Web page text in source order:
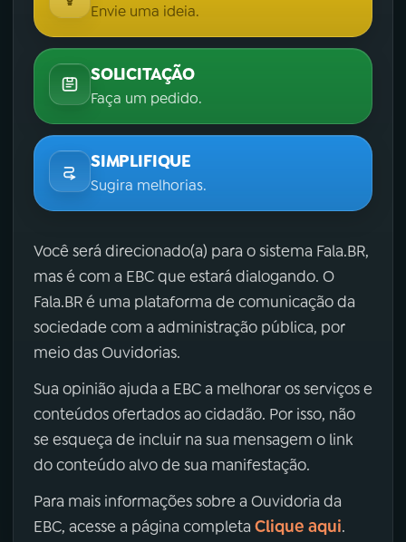
Envie uma ideia.
SOLICITAÇÃO
Faça um pedido.
SIMPLIFIQUE
Sugira melhorias.
Você será direcionado(a) para o sistema Fala.BR,
mas é com a EBC que estará dialogando. O
Fala.BR é uma plataforma de comunicação da
sociedade com a administração pública, por
meio das Ouvidorias.
Sua opinião ajuda a EBC a melhorar os serviços e
conteúdos ofertados ao cidadão. Por isso, não
se esqueça de incluir na sua mensagem o link
do conteúdo alvo de sua manifestação.
Para mais informações sobre a Ouvidoria da
EBC, acesse a página completa Clique aqui.